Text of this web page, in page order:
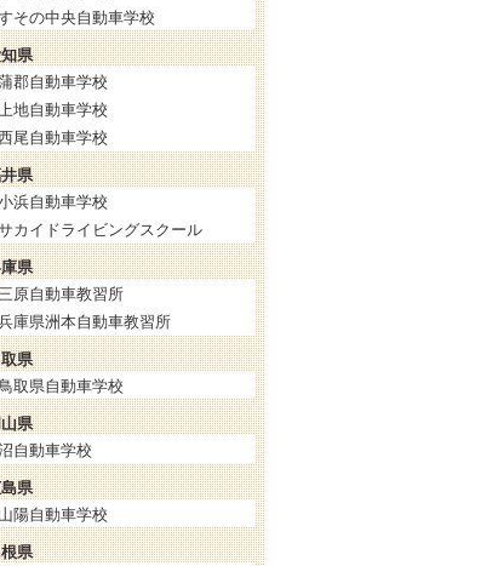
その中央自動車学校
県
郡自動車学校
地自動車学校
尾自動車学校
県
浜自動車学校
カイドライビングスクール
県
原自動車教習所
庫県洲本自動車教習所
県
取県自動車学校
山県
自動車学校
県
山陽自動車学校
県